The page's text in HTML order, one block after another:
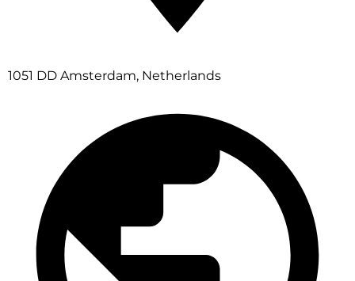
1051 DD Amsterdam, Netherlands